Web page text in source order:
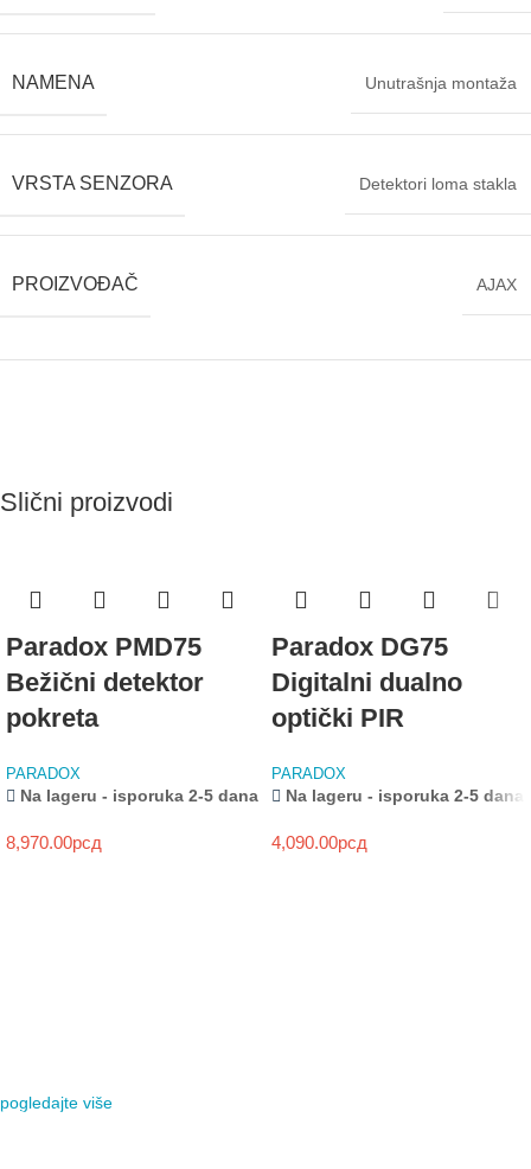
NAMENA Unutrašnja montaža
VRSTA SENZORA Detektori loma stakla
PROIZVOĐAČ AJAX
Slični proizvodi
Paradox PMD75
Bežični detektor
pokreta
PARADOX
Na lageru - isporuka 2-5 dana
8,970.00рсд
Paradox DG75
Digitalni dualno
optički PIR
PARADOX
Na lageru - isporuka 2-5 dana
4,090.00рсд
pogledajte više
VIDI VIŠE